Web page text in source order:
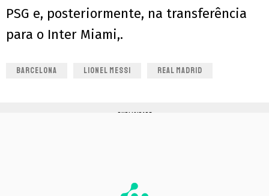
PSG e, posteriormente, na transferência
para o Inter Miami,.
BARCELONA LIONEL MESSI REAL MADRID
PUBLICIDADE